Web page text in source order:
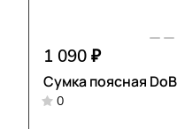
1 090 ₽
Сумка поясная
0